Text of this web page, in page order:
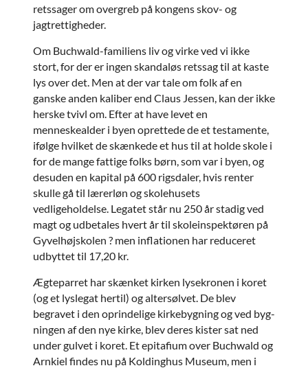
retssager om overgreb på kongens skov- og
jagtrettigheder.
Om Buchwald-familiens liv og virke ved vi ikke
stort, for der er ingen skandaløs retssag til at kaste
lys over det. Men at der var tale om folk af en
ganske anden kaliber end Claus Jessen, kan der ikke
herske tvivl om. Efter at have levet en
menneskealder i byen oprettede de et testamente,
ifølge hvilket de skænkede et hus til at holde skole i
for de mange fattige folks børn, som var i byen, og
desuden en kapital på 600 rigsdaler, hvis renter
skulle gå til lærerløn og skolehusets
vedligeholdelse. Legatet står nu 250 år stadig ved
magt og udbetales hvert år til skoleinspektøren på
Gyvelhøjskolen ? men inflationen har reduceret
udbyttet til 17,20 kr.
Ægteparret har skænket kirken lysekronen i koret
(og et lyslegat hertil) og altersølvet. De blev
begravet i den oprindelige kirkebygning og ved byg-
ningen af den nye kirke, blev deres kister sat ned
under gulvet i koret. Et epitafium over Buchwald og
Arnkiel findes nu på Koldinghus Museum, men i